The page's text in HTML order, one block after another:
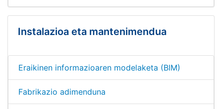
Instalazioa eta mantenimendua
Eraikinen informazioaren modelaketa (BIM)
Fabrikazio adimenduna